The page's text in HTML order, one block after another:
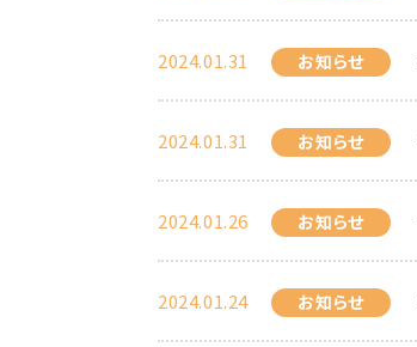
2024.01.31 お知らせ
2024.01.31 お知らせ
2024.01.26 お知らせ
2024.01.24 お知らせ